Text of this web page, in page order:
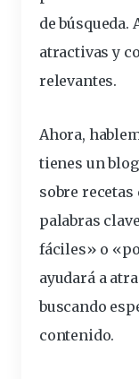
de búsqueda.
atractivas y
relevantes.
Ahora,
tienes un
sobre recetas
palabras
fáciles» o
ayudará a
buscando
contenido.